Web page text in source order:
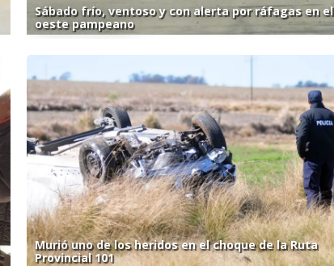
Sábado frío, ventoso y con alerta por ráfagas en el
oeste pampeano
Murió uno de los heridos en el choque de la Ruta
Provincial 101